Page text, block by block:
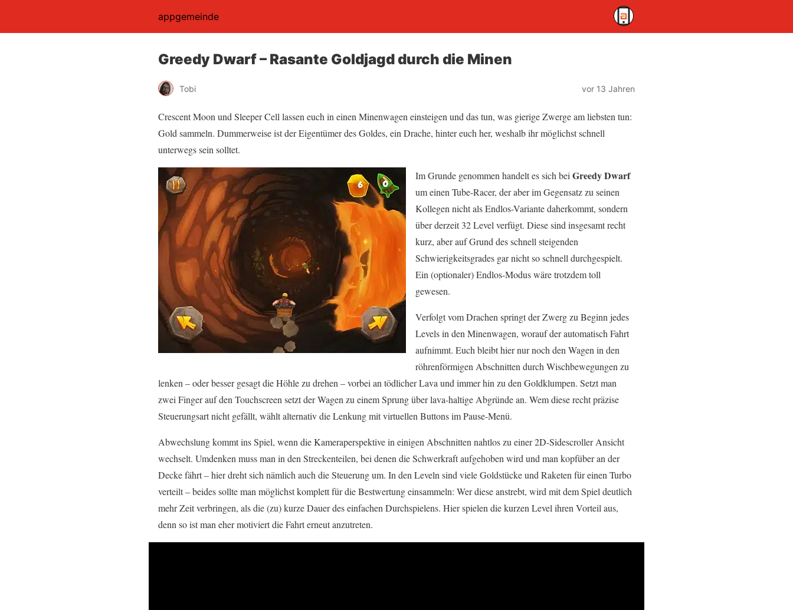
appgemeinde
Greedy Dwarf – Rasante Goldjagd durch die Minen
Tobi vor 13 Jahren
Crescent Moon und Sleeper Cell lassen euch in einen Minenwagen einsteigen und das tun, was gierige Zwerge am liebsten tun:
Gold sammeln. Dummerweise ist der Eigentümer des Goldes, ein Drache, hinter euch her, weshalb ihr möglichst schnell
unterwegs sein solltet.
Im Grunde genommen handelt es sich bei Greedy Dwarf
um einen Tube-Racer, der aber im Gegensatz zu seinen
Kollegen nicht als Endlos-Variante daherkommt, sondern
über derzeit 32 Level verfügt. Diese sind insgesamt recht
kurz, aber auf Grund des schnell steigenden
Schwierigkeitsgrades gar nicht so schnell durchgespielt.
Ein (optionaler) Endlos-Modus wäre trotzdem toll
gewesen.
Verfolgt vom Drachen springt der Zwerg zu Beginn jedes
Levels in den Minenwagen, worauf der automatisch Fahrt
aufnimmt. Euch bleibt hier nur noch den Wagen in den
röhrenförmigen Abschnitten durch Wischbewegungen zu
lenken – oder besser gesagt die Höhle zu drehen – vorbei an tödlicher Lava und immer hin zu den Goldklumpen. Setzt man
zwei Finger auf den Touchscreen setzt der Wagen zu einem Sprung über lava-haltige Abgründe an. Wem diese recht präzise
Steuerungsart nicht gefällt, wählt alternativ die Lenkung mit virtuellen Buttons im Pause-Menü.
Abwechslung kommt ins Spiel, wenn die Kameraperspektive in einigen Abschnitten nahtlos zu einer 2D-Sidescroller Ansicht
wechselt. Umdenken muss man in den Streckenteilen, bei denen die Schwerkraft aufgehoben wird und man kopfüber an der
Decke fährt – hier dreht sich nämlich auch die Steuerung um. In den Leveln sind viele Goldstücke und Raketen für einen Turbo
verteilt – beides sollte man möglichst komplett für die Bestwertung einsammeln: Wer diese anstrebt, wird mit dem Spiel deutlich
mehr Zeit verbringen, als die (zu) kurze Dauer des einfachen Durchspielens. Hier spielen die kurzen Level ihren Vorteil aus,
denn so ist man eher motiviert die Fahrt erneut anzutreten.